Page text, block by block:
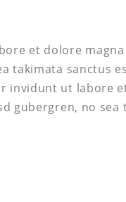
et dolore
takimata sanctus
invidunt ut labore
gubergren, no sea